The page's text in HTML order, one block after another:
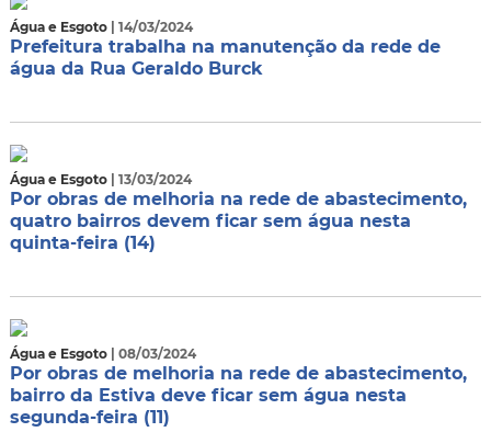
Água e Esgoto | 14/03/2024
Prefeitura trabalha na manutenção da rede de
água da Rua Geraldo Burck
Água e Esgoto | 13/03/2024
Por obras de melhoria na rede de abastecimento,
quatro bairros devem ficar sem água nesta
quinta-feira (14)
Água e Esgoto | 08/03/2024
Por obras de melhoria na rede de abastecimento,
bairro da Estiva deve ficar sem água nesta
segunda-feira (11)